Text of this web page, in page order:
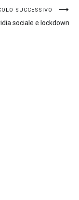
SUCCESSIVO
sociale e lockdown